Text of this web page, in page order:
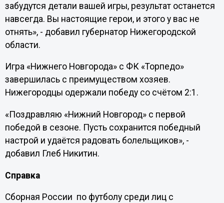
забудутся детали вашей игры, результат останется
навсегда. Вы настоящие герои, и этого у вас не
отнять», - добавил губернатор Нижегородской
области.
Игра «Нижнего Новгорода» с ФК «Торпедо»
завершилась с преимуществом хозяев.
Нижегородцы одержали победу со счётом 2:1.
«Поздравляю «Нижний Новгород» с первой
победой в сезоне. Пусть сохранится победный
настрой и удаётся радовать болельщиков», -
добавил Глеб Никитин.
Справка
Сборная России по футболу среди лиц с